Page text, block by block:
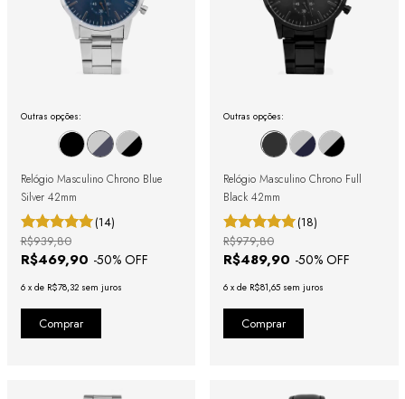
Outras opções:
Relógio Masculino Chrono Blue
Silver 42mm
(14)
R$469,90 -50% OFF
R$939,80
6 x de R$78,32 sem juros
Outras opções:
Relógio Masculino Chrono Full
Black 42mm
(18)
R$489,90 -50% OFF
R$979,80
6 x de R$81,65 sem juros